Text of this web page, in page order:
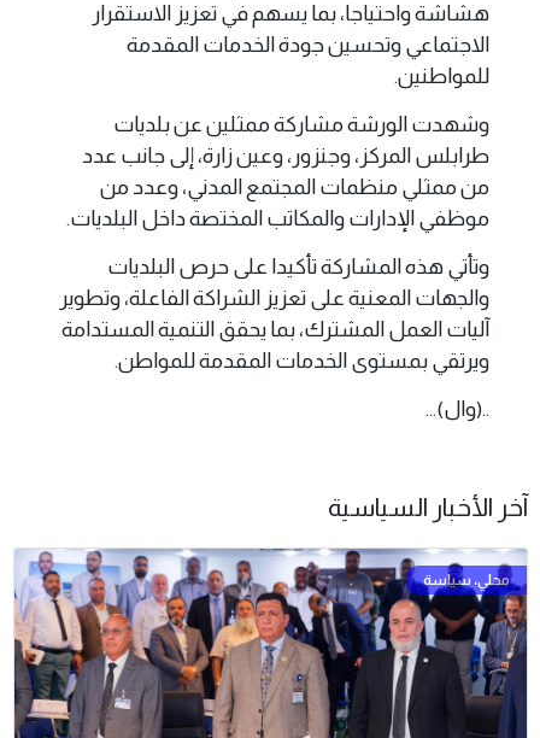
هشاشة واحتياجا، بما يسهم في تعزيز الاستقرار
الاجتماعي وتحسين جودة الخدمات المقدمة
للمواطنين.
وشهدت الورشة مشاركة ممثلين عن بلديات
طرابلس المركز، وجنزور، وعين زارة، إلى جانب عدد
من ممثلي منظمات المجتمع المدني، وعدد من
موظفي الإدارات والمكاتب المختصة داخل البلديات.
وتأتي هذه المشاركة تأكيدا على حرص البلديات
والجهات المعنية على تعزيز الشراكة الفاعلة، وتطوير
آليات العمل المشترك، بما يحقق التنمية المستدامة
ويرتقي بمستوى الخدمات المقدمة للمواطن.
..(وال)...
آخر الأخبار السياسية